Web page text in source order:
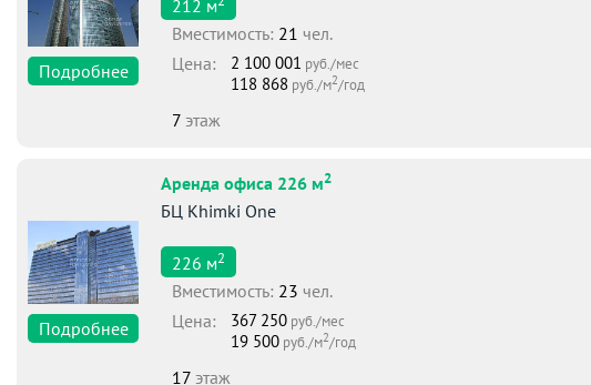
Подробнее
212 м
Вместимоcть: 21 чел.
Цена:
2 100 001 руб./мес
118 868 руб./м2/год
7 этаж
Подробнее
Аренда офиса 226 м2
БЦ Khimki One
226 м2
Вместимоcть: 23 чел.
Цена:
367 250 руб./мес
19 500 руб./м2/год
17 этаж